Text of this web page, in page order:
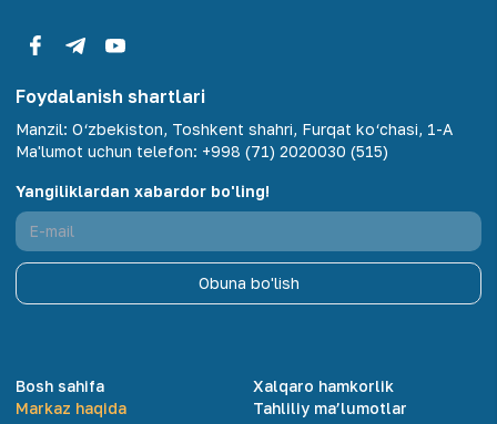
Foydalanish shartlari
Manzil: O‘zbekiston, Toshkent shahri, Furqat ko‘chasi, 1-A
Ma'lumot uchun telefon: +998 (71) 2020030 (515)
Yangiliklardan xabardor bo'ling!
Obuna bo'lish
Bosh sahifa
Markaz haqida
Xalqaro hamkorlik
Tahliliy ma’lumotlar